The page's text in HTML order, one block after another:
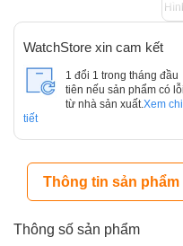
WatchStore xin cam kết
1 đổi 1 trong tháng đầu
tiên nếu sản phẩm có lỗi
từ nhà sản xuất. Xem chi
tiết
Thông tin sản phẩm
Thông số sản phẩm